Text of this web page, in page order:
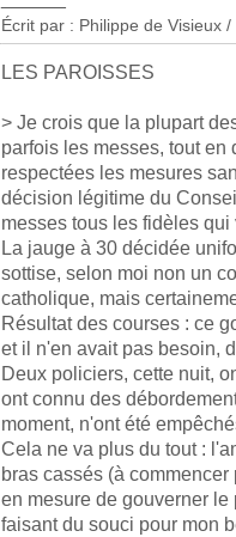
Écrit par : Philippe de Visieux
LES PAROISSES
> Je crois que la plupart
parfois les messes, tout
respectées les mesures
décision légitime du
messes tous les fidèles
La jauge à 30 décidée
sottise, selon moi non un
catholique, mais
Résultat des courses : ce
et il n'en avait pas besoin,
Deux policiers, cette nuit,
ont connu des
moment, n'ont été
Cela ne va plus du tout :
bras cassés (à
en mesure de gouverner
faisant du souci pour mon